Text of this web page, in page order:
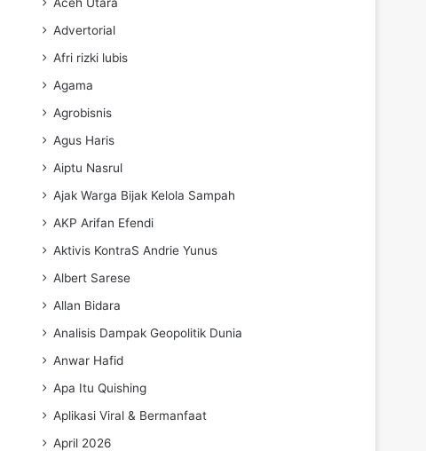
Advertorial
Afri rizki lubis
Agama
Agrobisnis
Agus Haris
Aiptu Nasrul
Ajak Warga Bijak Kelola Sampah
AKP Arifan Efendi
Aktivis KontraS Andrie Yunus
Albert Sarese
Allan Bidara
Analisis Dampak Geopolitik Dunia
Anwar Hafid
Apa Itu Quishing
Aplikasi Viral & Bermanfaat
April 2026